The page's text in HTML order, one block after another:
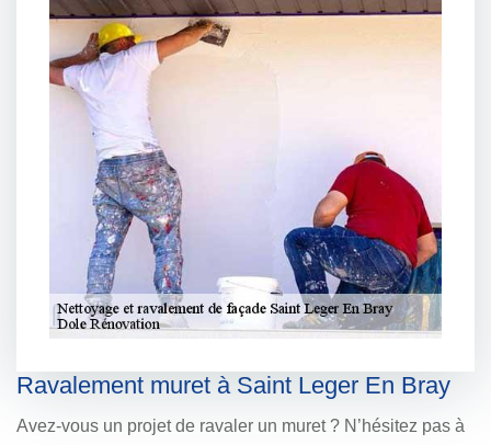
Ravalement muret à Saint Leger En Bray
Avez-vous un projet de ravaler un muret ? N’hésitez pas à